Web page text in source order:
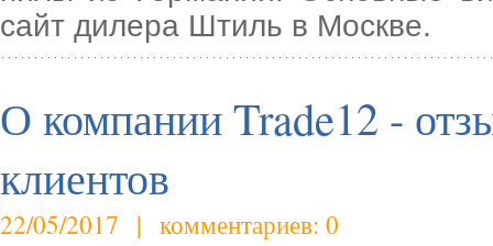
сайт дилера Штиль в Москве.
О компании Trade12 -
клиентов
22/05/2017 | комментариев: 0